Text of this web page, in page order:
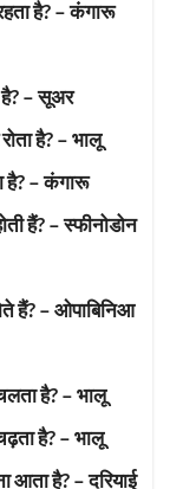
है? –कंगारू
है? –सूअर
है? –भालू
है? –कंगारू
हैं? –स्फीनोडोन
हैं? –ओपाबिनिआ
है? –भालू
है? –भालू
आता है? –दरियाई